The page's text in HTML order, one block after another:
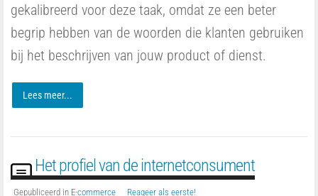
gekalibreerd voor deze taak, omdat ze een beter
begrip hebben van de woorden die klanten gebruiken
bij het beschrijven van jouw product of dienst.
Lees meer...
Het profiel van de internetconsument
Gepubliceerd in E-commerce
Reageer als eerste!